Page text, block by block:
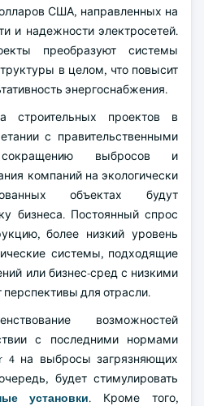
США, направленных на
и надежности электросетей.
преобразуют системы
в целом, что повысит
энергоснабжения.
строительных проектов в
с правительственными
выбросов и
компаний на экологически
объектах будут
бизнеса. Постоянный спрос
более низкий уровень
системы, подходящие
или бизнес-сред с низкими
для отрасли.
возможностей
с последними нормами
4 на выбросы загрязняющих
будет стимулировать
установки. Кроме того,